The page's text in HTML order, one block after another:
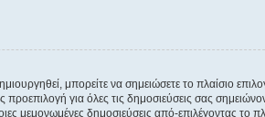
μπορείτε να σημειώσετε το πλαίσιο
για όλες τις δημοσιεύσεις σας
μεμονωμένες δημοσιεύσεις από-επιλέγοντας το